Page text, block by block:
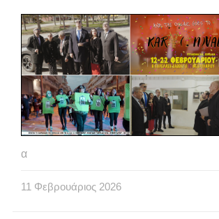
α
11 Φεβρουάριος 2026